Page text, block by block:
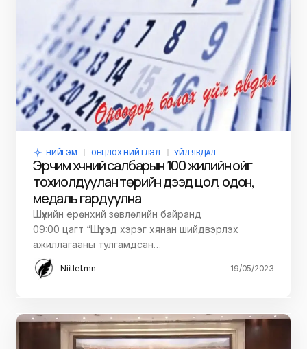
НИЙГЭМ ОНЦЛОХ НИЙТЛЭЛ ҮЙЛ ЯВДАЛ
Эрчим хүчний салбарын 100 жилийн ойг
тохиолдуулан төрийн дээд цол, одон,
медаль гардуулна
Шүүхийн ерөнхий зөвлөлийн байранд
09:00 цагт “Шүүхэд хэрэг хянан шийдвэрлэх
ажиллагааны тулгамдсан…
Niitlel.mn 19/05/2023